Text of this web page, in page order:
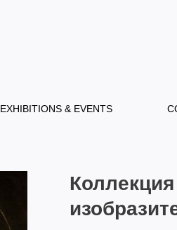
EXHIBITIONS & EVENTS